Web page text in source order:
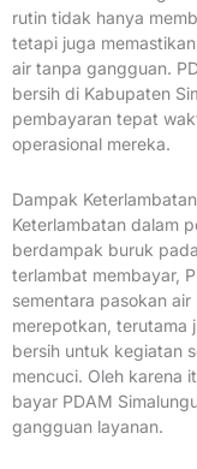
rutin tidak hanya
tetapi juga
air tanpa gangguan.
bersih di Kabupaten
pembayaran tepat
operasional mereka.
Dampak
Keterlambatan dalam
berdampak buruk
terlambat membayar,
sementara pasokan
merepotkan, terutama
bersih untuk kegiatan
mencuci. Oleh karena
bayar PDAM
gangguan layanan.